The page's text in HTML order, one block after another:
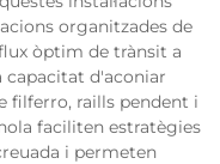
organitzades de
òptim de trànsit a
capacitat d'aconiar
filferro, raills pendent i
faciliten estratègies
i permeten